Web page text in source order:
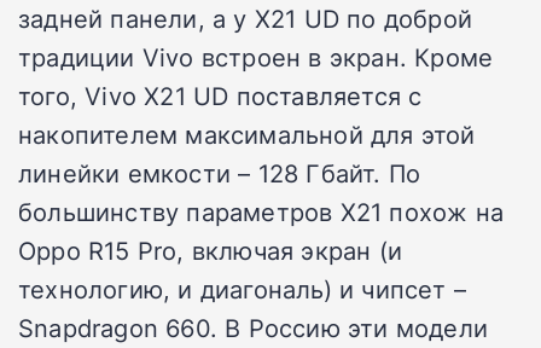
задней панели, а у X21 UD по доброй
традиции Vivo встроен в экран. Кроме
того, Vivo X21 UD поставляется с
накопителем максимальной для этой
линейки емкости – 128 Гбайт. По
большинству параметров X21 похож на
Oppo R15 Pro, включая экран (и
технологию, и диагональ) и чипсет –
Snapdragon 660. В Россию эти модели